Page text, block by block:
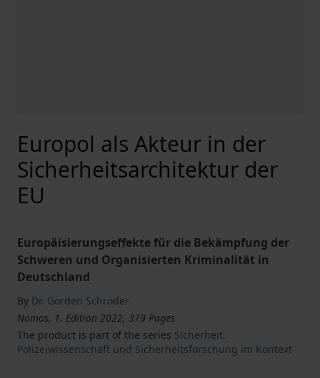
Europol als Akteur in der
Sicherheitsarchitektur der
EU
Europäisierungseffekte für die Bekämpfung der
Schweren und Organisierten Kriminalität in
Deutschland
By Dr. Gorden Schröder
Nomos, 1. Edition 2022, 379 Pages
The product is part of the series Sicherheit.
Polizeiwissenschaft und Sicherheitsforschung im Kontext